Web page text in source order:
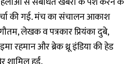
की गई. मंच का संचालन आकाश
लेखक व पत्रकार प्रियंका दुबे,
रहमान और ब्रेक थ्रू इंडिया की हेड